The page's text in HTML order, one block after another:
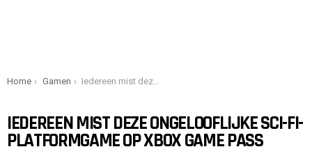
You are here:
Home Gamen Iedereen mist deze ongelooflijke sci-fi-platformgame op Xbox Game Pass
IEDEREEN MIST DEZE ONGELOOFLIJKE SCI-FI-
PLATFORMGAME OP XBOX GAME PASS